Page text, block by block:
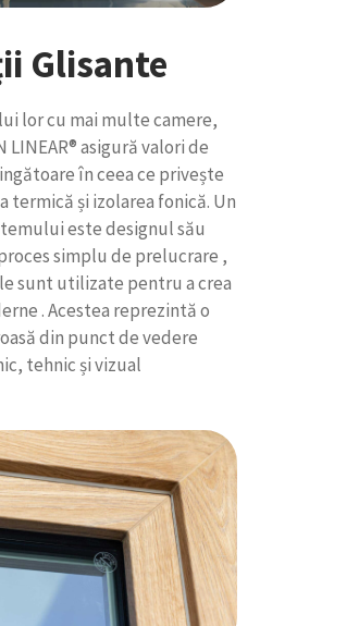
Glisante
lor cu mai multe camere,
LINEAR® asigură valori de
în ceea ce privește
termică și izolarea fonică. Un
este designul său
simplu de prelucrare ,
sunt utilizate pentru a crea
. Acestea reprezintă o
din punct de vedere
tehnic și vizual